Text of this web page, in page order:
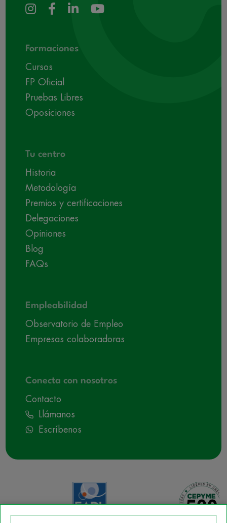
Formaciones
Cursos
FP Oficial
Pruebas Libres
Oposiciones
Tu centro
Historia
Metodología
Premios y certificaciones
Delegaciones
Opiniones
Blog
FAQs
Empleabilidad
Observatorio de Empleo
Empresas colaboradoras
Conecta con nosotros
Contacto
Llámanos
Escríbenos